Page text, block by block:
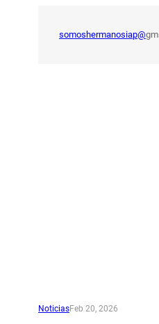
somoshermanosiap@
NoticiasFeb 20, 2026